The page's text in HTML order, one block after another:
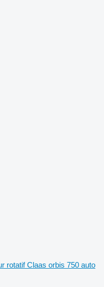
rotatif Claas orbis 750 auto